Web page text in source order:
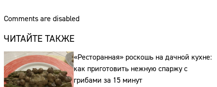
Comments are disabled
ЧИТАЙТЕ ТАКЖЕ
«Ресторанная» роскошь на дачной кухне:
как приготовить нежную спаржу с
грибами за 15 минут
Сайт:
Адрес: